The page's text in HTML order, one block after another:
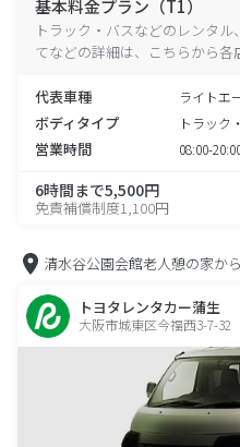
基本料金プラン（T1）
トラック・バスなどのレンタ
てなどの詳細は、こちらから各
代表車種 ライトエ
ボディタイプ トラック
営業時間 08:00-
6時間まで5,500円
免責補償制度1,100円
清水谷公園会館老人憩の家から
トヨタレンタカー蒲生
大阪市城東区今福西3-7-32